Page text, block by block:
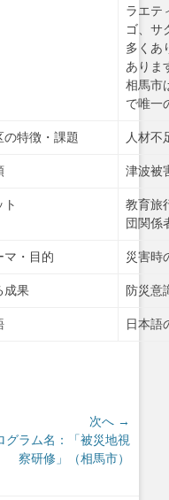
ラエテ
ゴ、サ
多くあ
ありま
相馬市
で唯一
の特徴・課題 人材不
津波被
ト
教育旅
団関係
マ・目的 災害時
成果 防災意
日本語
次へ →
グラム名：「被災地視
察研修」（相馬市）